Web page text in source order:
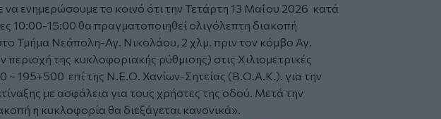
ενημερώσουμε το κοινό ότι την Τετάρτη 13 Μαΐου 2026 κατά
10:00-15:00 θα πραγματοποιηθεί ολιγόλεπτη διακοπή
Τμήμα Νεάπολη-Αγ. Νικολάου, 2 χλμ. πριν τον κόμβο Αγ.
περιοχή της κυκλοφοριακής ρύθμισης) στις Χιλιομετρικές
~ 195+500 επί της Ν.Ε.Ο. Χανίων-Σητείας (Β.Ο.Α.Κ.). για την
με ασφάλεια για τους χρήστες της οδού. Μετά την
η κυκλοφορία θα διεξάγεται κανονικά».